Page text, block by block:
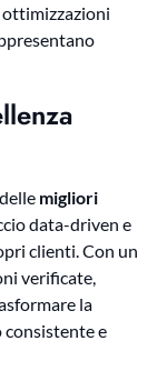
ottimizzazioni
migliori
data-driven e
clienti. Con un
verificate,
la
e